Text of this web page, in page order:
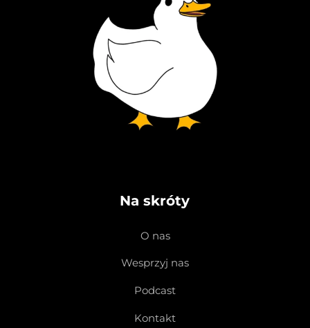
Na skróty
O nas
Wesprzyj nas
Podcast
Kontakt